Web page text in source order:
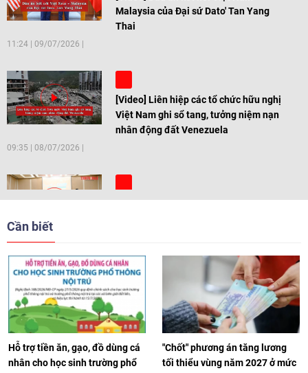
Malaysia của Đại sứ Dato' Tan Yang
Thai
11:24 09/07/2026
[Video] Liên hiệp các tổ chức hữu nghị
Việt Nam ghi sổ tang, tưởng niệm nạn
nhân động đất Venezuela
09:35 08/07/2026
[Video] Trẻ em Đông Á cùng kiến tạo
[Video] Âm nhạc flamenco gắn kết văn
hoá Việt Nam - Tây Ban Nha
11:10 17/06/2026
Cần biết
Hỗ trợ tiền ăn, gạo, đồ dùng cá
nhân cho học sinh trường phổ
"Chốt" phương án tăng lương
tối thiểu vùng năm 2027 ở mức